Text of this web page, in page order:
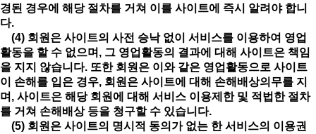
경된 경우에 해당 절차를 거쳐 이를 사이트에 즉시 알려야 합니
다.
(4) 회원은 사이트의 사전 승낙 없이 서비스를 이용하여 영업
활동을 할 수 없으며, 그 영업활동의 결과에 대해 사이트은 책임
을 지지 않습니다. 또한 회원은 이와 같은 영업활동으로 사이트
이 손해를 입은 경우, 회원은 사이트에 대해 손해배상의무를 지
며, 사이트은 해당 회원에 대해 서비스 이용제한 및 적법한 절차
를 거쳐 손해배상 등을 청구할 수 있습니다.
(5) 회원은 사이트의 명시적 동의가 없는 한 서비스의 이용권